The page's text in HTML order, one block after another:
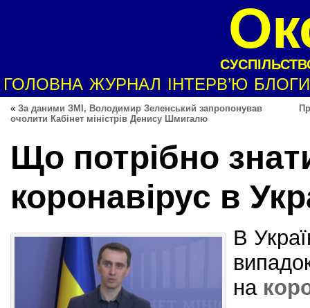
ГОЛОВНА ЖУРНАЛ ІНТЕРВ’Ю БЛОГИ
« За даними ЗМІ, Володимир Зеленський запропонував
очолити Кабінет міністрів Денису Шмигалю
Що потрібно
коронавірус в
В
на